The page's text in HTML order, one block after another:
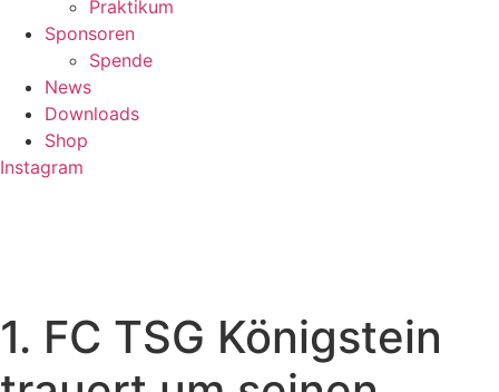
Praktikum
Sponsoren
Spende
News
Downloads
Shop
Instagram
1. FC TSG Königstein